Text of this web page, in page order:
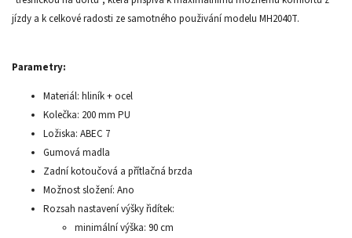
jízdy a k celkové radosti ze samotného použivání modelu MH2040T.
Parametry:
Materiál: hliník + ocel
Kolečka: 200 mm PU
Ložiska: ABEC 7
Gumová madla
Zadní kotoučová a přítlačná brzda
Možnost složení: Ano
Rozsah nastavení výšky řidítek:
minimální výška: 90 cm